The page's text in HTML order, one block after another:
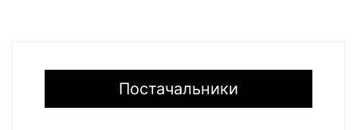
Постачальники